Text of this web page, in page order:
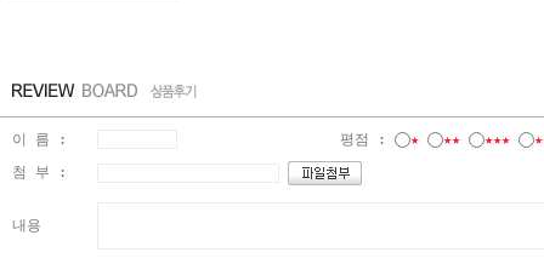
이 름 : 평점 : ★ ★★ ★★★
첨 부 :
내용